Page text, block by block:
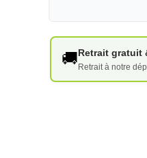
🚚Retrait gratuit
Retrait à notre